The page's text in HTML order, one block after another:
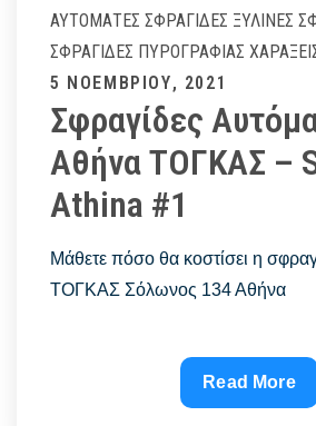
#1
ΑΥΤΌΜΑΤΕΣ ΣΦΡΑΓΊΔΕΣ ΞΎΛΙΝΕΣ
ΣΦΡΑΓΊΔΕΣ ΠΥΡΟΓΡΑΦΊΑΣ
Posted
on
5 ΝΟΕΜΒΡΊΟΥ, 2021
Σφραγίδες
Αθήνα ΤΟΓΚΑΣ –
Athina #1
Μάθετε πόσο θα κοστίσει η
ΤΟΓΚΑΣ Σόλωνος 134 Αθήνα
Σφραγίδες
Αυτόματες
Read More